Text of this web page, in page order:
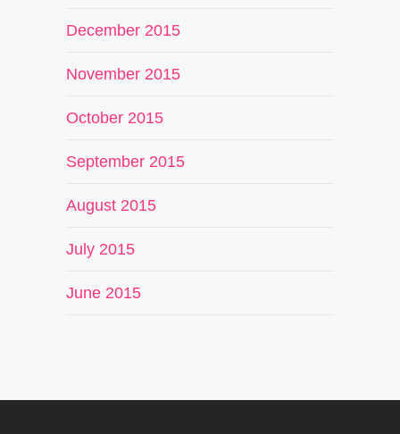
December 2015
November 2015
October 2015
September 2015
August 2015
July 2015
June 2015